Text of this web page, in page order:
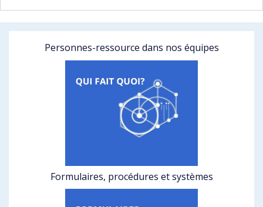
Personnes-ressource dans nos équipes
Formulaires, procédures et systèmes